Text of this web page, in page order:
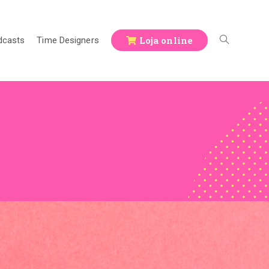
Time Designers Loja online